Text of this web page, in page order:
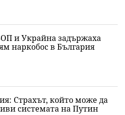
и Украйна задържаха
наркобос в България
Страхът, който може да
системата на Путин